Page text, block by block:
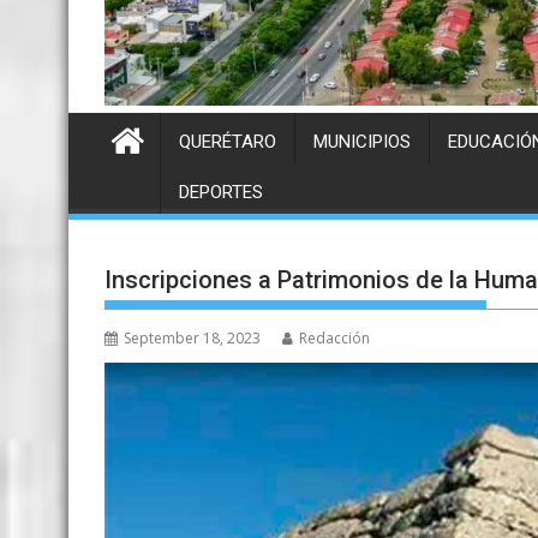
QUERÉTARO MUNICIPIOS
DEPORTES
Inscripciones a Patrimonios de la
September 18, 2023 Redacción